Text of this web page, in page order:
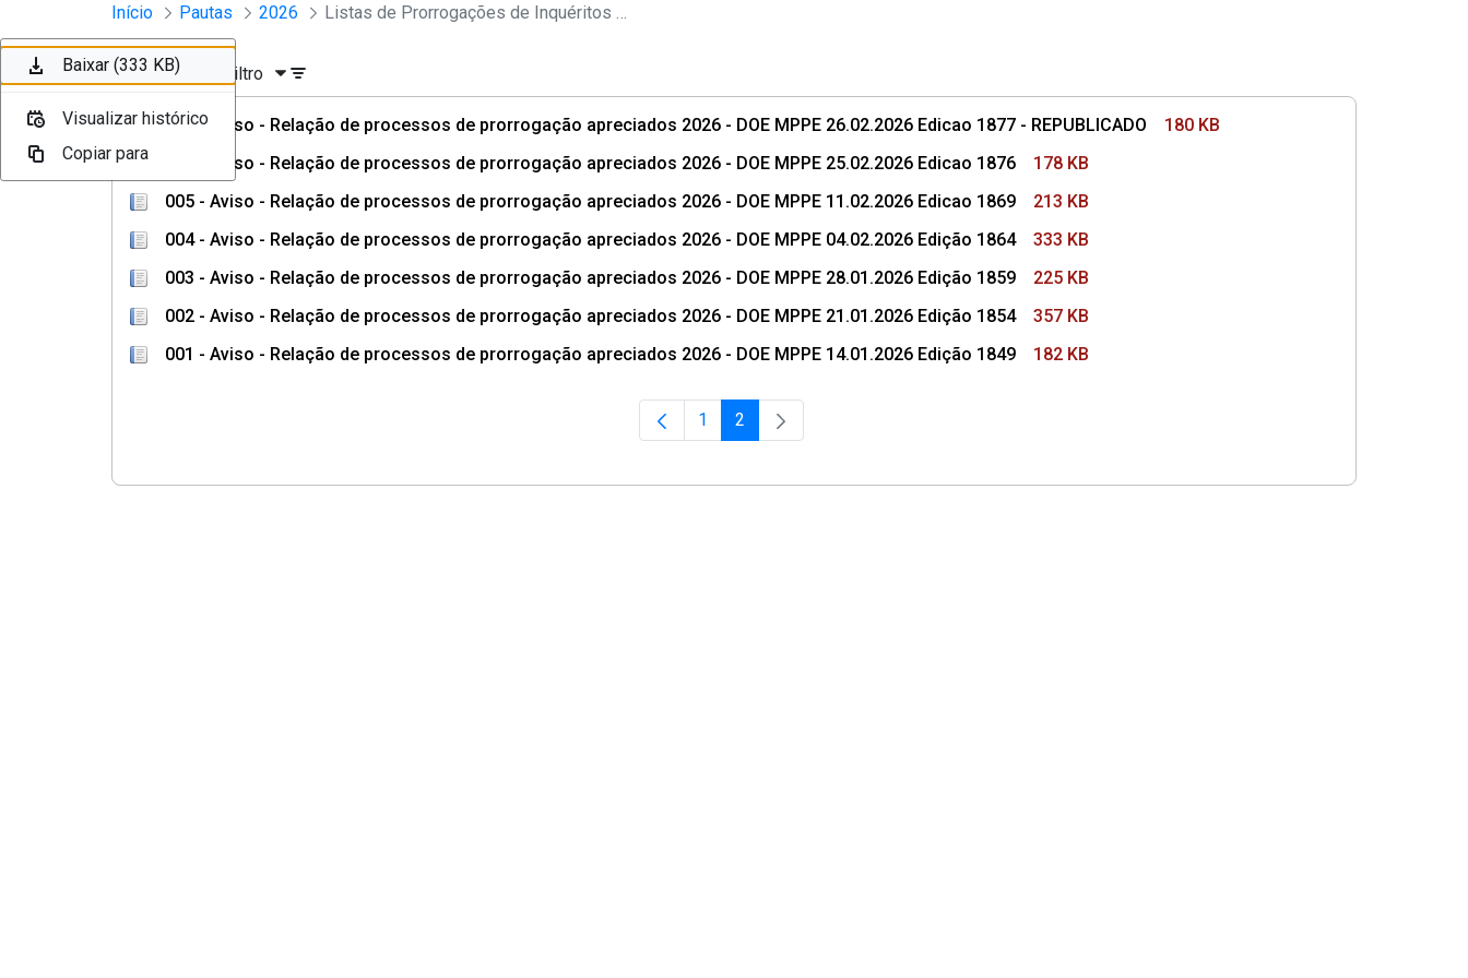
Pular para o Conteúdo principal
Sessões e Reuniões - Documentos Conselho Superior
Início Pautas 2026 Listas de Prorrogações de Inquéritos Civis
Ordenar Filtro
007 - Aviso - Relação de processos de prorrogação apreciados 2026 - DOE MPPE 26.02.2026 Edicao 1877 - REPUBLICADO
180 KB
006 - Aviso - Relação de processos de prorrogação apreciados 2026 - DOE MPPE 25.02.2026 Edicao 1876
178 KB
005 - Aviso - Relação de processos de prorrogação apreciados 2026 - DOE MPPE 11.02.2026 Edicao 1869
213 KB
004 - Aviso - Relação de processos de prorrogação apreciados 2026 - DOE MPPE 04.02.2026 Edição 1864
333 KB
003 - Aviso - Relação de processos de prorrogação apreciados 2026 - DOE MPPE 28.01.2026 Edição 1859
225 KB
002 - Aviso - Relação de processos de prorrogação apreciados 2026 - DOE MPPE 21.01.2026 Edição 1854
357 KB
001 - Aviso - Relação de processos de prorrogação apreciados 2026 - DOE MPPE 14.01.2026 Edição 1849
182 KB
Página
1 Página
2
Baixar (180 KB)
Visualizar histórico
Copiar para
Baixar (178 KB)
Visualizar histórico
Copiar para
Baixar (213 KB)
Visualizar histórico
Copiar para
Baixar (333 KB)
Visualizar histórico
Copiar para